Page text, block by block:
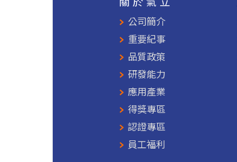
公司簡介
重要紀事
品質政策
研發能力
應用產業
得獎專區
認證專區
員工福利